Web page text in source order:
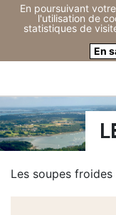
En poursuivant
l'utilisation de
statistiques de
En
Les soupes froides